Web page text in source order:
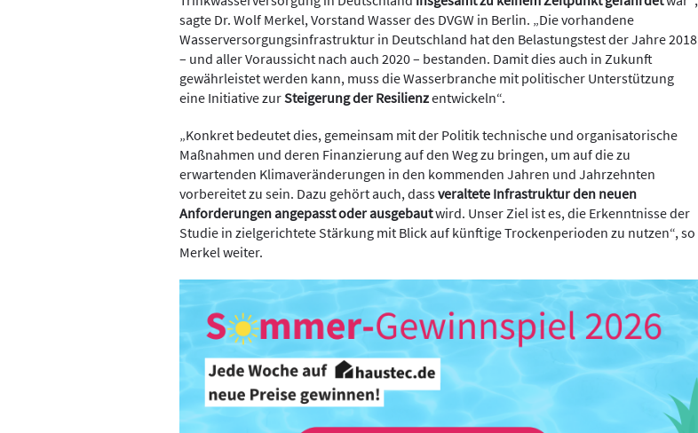
sagte Dr. Wolf Merkel, Vorstand Wasser des DVGW in Berlin. „Die vorhandene
Wasserversorgungsinfrastruktur in Deutschland hat den Belastungstest der Jahre 2018
– und aller Voraussicht nach auch 2020 – bestanden. Damit dies auch in Zukunft
gewährleistet werden kann, muss die Wasserbranche mit politischer Unterstützung
eine Initiative zurSteigerung der Resilienzentwickeln“.
„Konkret bedeutet dies, gemeinsam mit der Politik technische und organisatorische
Maßnahmen und deren Finanzierung auf den Weg zu bringen, um auf die zu
erwartenden Klimaveränderungen in den kommenden Jahren und Jahrzehnten
vorbereitet zu sein. Dazu gehört auch, dassveraltete Infrastruktur den neuen
Anforderungen angepasst oder ausgebautwird. Unser Ziel ist es, die Erkenntnisse der
Studie in zielgerichtete Stärkung mit Blick auf künftige Trockenperioden zu nutzen“, so
Merkel weiter.